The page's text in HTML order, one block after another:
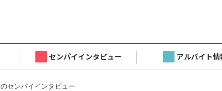
センパイインタビュー アルバイト情
センパイインタビュー